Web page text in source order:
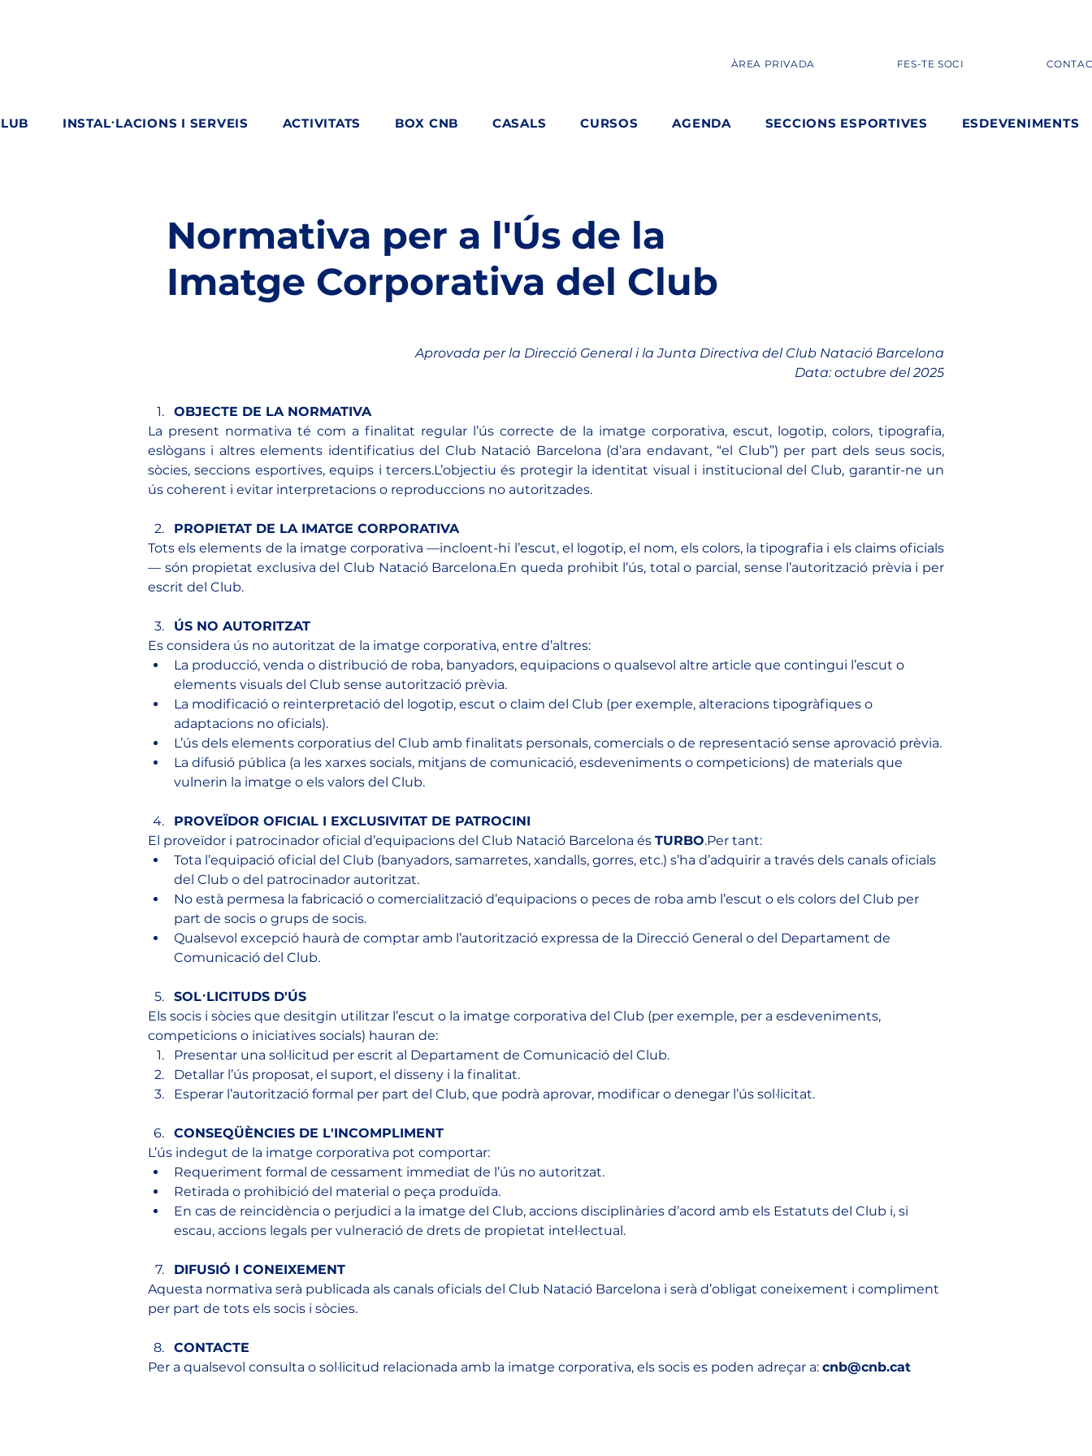
ÀREA PRIVADA FES-TE SOCI
INSTAL·LACIONS I SERVEIS ACTIVITATS BOX CNB CASALS CURSOS AGENDA SECCIONS ESPORTIVES ESDEVENIMENTS
Normativa per a l'Ús de la
Imatge Corporativa del Club
Aprovada per la Direcció General i la Junta Directiva del Club Natació Barcelona
Data: octubre del 2025
OBJECTE DE LA NORMATIVA
La present normativa té com a finalitat regular l’ús correcte de la imatge corporativa, escut, logotip, colors, tipografia,
eslògans i altres elements identificatius del Club Natació Barcelona (d’ara endavant, “el Club”) per part dels seus socis,
sòcies, seccions esportives, equips i tercers.L’objectiu és protegir la identitat visual i institucional del Club, garantir-ne un
ús coherent i evitar interpretacions o reproduccions no autoritzades.
PROPIETAT DE LA IMATGE CORPORATIVA
Tots els elements de la imatge corporativa —incloent-hi l’escut, el logotip, el nom, els colors, la tipografia i els claims oficials
— són propietat exclusiva del Club Natació Barcelona.En queda prohibit l’ús, total o parcial, sense l’autorització prèvia i per
escrit del Club.
ÚS NO AUTORITZAT
Es considera ús no autoritzat de la imatge corporativa, entre d’altres:
La producció, venda o distribució de roba, banyadors, equipacions o qualsevol altre article que contingui l’escut o
elements visuals del Club sense autorització prèvia.
La modificació o reinterpretació del logotip, escut o claim del Club (per exemple, alteracions tipogràfiques o
adaptacions no oficials).
L’ús dels elements corporatius del Club amb finalitats personals, comercials o de representació sense aprovació prèvia.
La difusió pública (a les xarxes socials, mitjans de comunicació, esdeveniments o competicions) de materials que
vulnerin la imatge o els valors del Club.
PROVEÏDOR OFICIAL I EXCLUSIVITAT DE PATROCINI
El proveïdor i patrocinador oficial d’equipacions del Club Natació Barcelona és TURBO.Per tant:
Tota l’equipació oficial del Club (banyadors, samarretes, xandalls, gorres, etc.) s’ha d’adquirir a través dels canals oficials
del Club o del patrocinador autoritzat.
No està permesa la fabricació o comercialització d’equipacions o peces de roba amb l’escut o els colors del Club per
part de socis o grups de socis.
Qualsevol excepció haurà de comptar amb l’autorització expressa de la Direcció General o del Departament de
Comunicació del Club.
SOL·LICITUDS D'ÚS
Els socis i sòcies que desitgin utilitzar l’escut o la imatge corporativa del Club (per exemple, per a esdeveniments,
competicions o iniciatives socials) hauran de:
Presentar una sol·licitud per escrit al Departament de Comunicació del Club.
Detallar l’ús proposat, el suport, el disseny i la finalitat.
Esperar l’autorització formal per part del Club, que podrà aprovar, modificar o denegar l’ús sol·licitat.
CONSEQÜÈNCIES DE L'INCOMPLIMENT
L’ús indegut de la imatge corporativa pot comportar:
Requeriment formal de cessament immediat de l’ús no autoritzat.
Retirada o prohibició del material o peça produïda.
En cas de reincidència o perjudici a la imatge del Club, accions disciplinàries d’acord amb els Estatuts del Club i, si
escau, accions legals per vulneració de drets de propietat intel·lectual.
DIFUSIÓ I CONEIXEMENT
Aquesta normativa serà publicada als canals oficials del Club Natació Barcelona i serà d’obligat coneixement i compliment
per part de tots els socis i sòcies.
CONTACTE
Per a qualsevol consulta o sol·licitud relacionada amb la imatge corporativa, els socis es poden adreçar a: cnb@cnb.cat